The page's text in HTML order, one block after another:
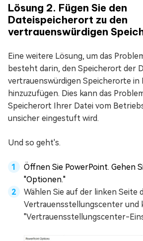
Lösung 2. Fügen Sie den
Dateispeicherort zu den
vertrauenswürdigen
Eine weitere Lösung, um das
besteht darin, den Speicherort der
vertrauenswürdigen Speicherorte in
hinzuzufügen. Dies kann das
Speicherort Ihrer Datei vom
unsicher eingestuft wird.
Und so geht's.
Öffnen Sie PowerPoint. Gehen
"Optionen."
Wählen Sie auf der linken Seite
Vertrauensstellungscenter und
"Vertrauensstellungscenter-